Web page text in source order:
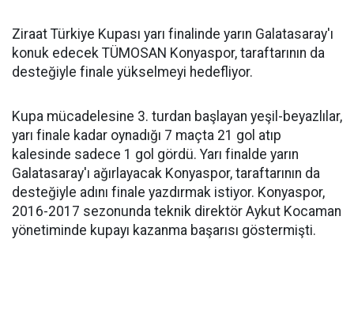
Ziraat Türkiye Kupası yarı finalinde yarın Galatasaray'ı
konuk edecek TÜMOSAN Konyaspor, taraftarının da
desteğiyle finale yükselmeyi hedefliyor.
Kupa mücadelesine 3. turdan başlayan yeşil-beyazlılar,
yarı finale kadar oynadığı 7 maçta 21 gol atıp
kalesinde sadece 1 gol gördü. Yarı finalde yarın
Galatasaray'ı ağırlayacak Konyaspor, taraftarının da
desteğiyle adını finale yazdırmak istiyor. Konyaspor,
2016-2017 sezonunda teknik direktör Aykut Kocaman
yönetiminde kupayı kazanma başarısı göstermişti.